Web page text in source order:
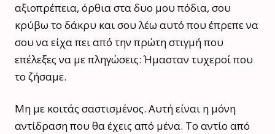
αξιοπρέπεια, όρθια στα δυο μου πόδια, σου
κρύβω το δάκρυ και σου λέω αυτό που έπρεπε να
σου να είχα πει από την πρώτη στιγμή που
επέλεξες να με πληγώσεις: Ήμασταν τυχεροί που
το ζήσαμε.
Μη με κοιτάς σαστισμένος. Αυτή είναι η μόνη
αντίδραση που θα έχεις από μένα. Το αντίο από